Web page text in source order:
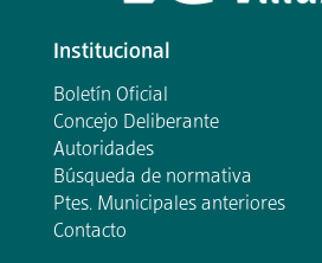
Institucional
Boletín Oficial
Concejo Deliberante
Autoridades
Búsqueda de normativa
Ptes. Municipales anteriores
Contacto